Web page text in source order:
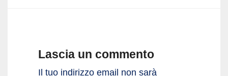
Lascia un commento
Il tuo indirizzo email non sarà